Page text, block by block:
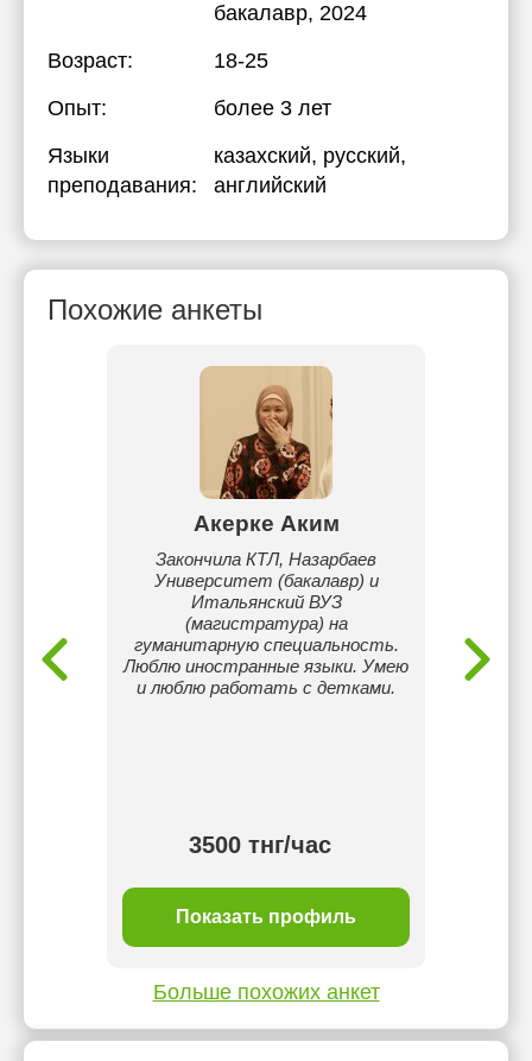
бакалавр, 2024
Возраст:
18-25
Опыт:
более 3 лет
Языки
преподавания:
казахский, русский,
английский
Похожие анкеты
Акерке Аким
Закончила КТЛ, Назарбаев
Университет (бакалавр) и
Итальянский ВУЗ
(магистратура) на
гуманитарную специальность.
Люблю иностранные языки. Умею
и люблю работать с детками.
3500 тнг/час
Показать профиль
Больше похожих анкет